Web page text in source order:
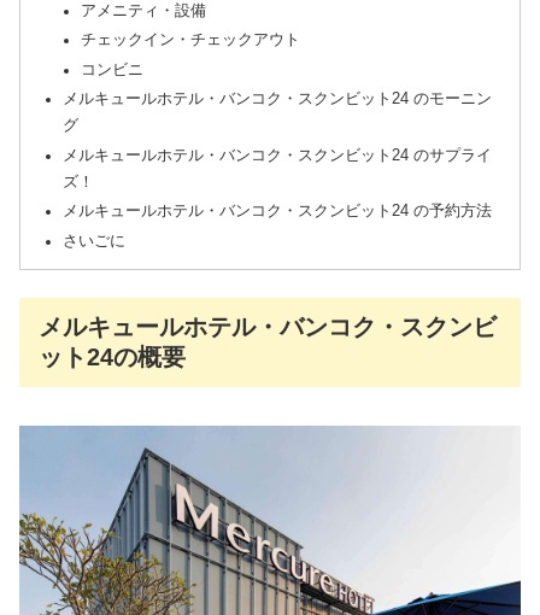
アメニティ・設備
チェックイン・チェックアウト
コンビニ
メルキュールホテル・バンコク・スクンビット24 のモーニン
グ
メルキュールホテル・バンコク・スクンビット24 のサプライ
ズ！
メルキュールホテル・バンコク・スクンビット24 の予約方法
さいごに
メルキュールホテル・バンコク・スクンビ
ット24の概要